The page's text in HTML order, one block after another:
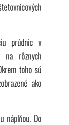
prúdnic v
na rôznych
toho sú
ako
náplňou. Do